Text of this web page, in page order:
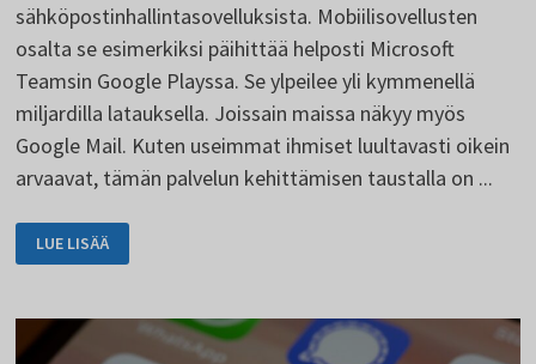
sähköpostinhallintasovelluksista. Mobiilisovellusten
osalta se esimerkiksi päihittää helposti Microsoft
Teamsin Google Playssa. Se ylpeilee yli kymmenellä
miljardilla latauksella. Joissain maissa näkyy myös
Google Mail. Kuten useimmat ihmiset luultavasti oikein
arvaavat, tämän palvelun kehittämisen taustalla on ...
GMAIL
HELPOTTAA
SÄHKÖPOSTIN
LUE LISÄÄ